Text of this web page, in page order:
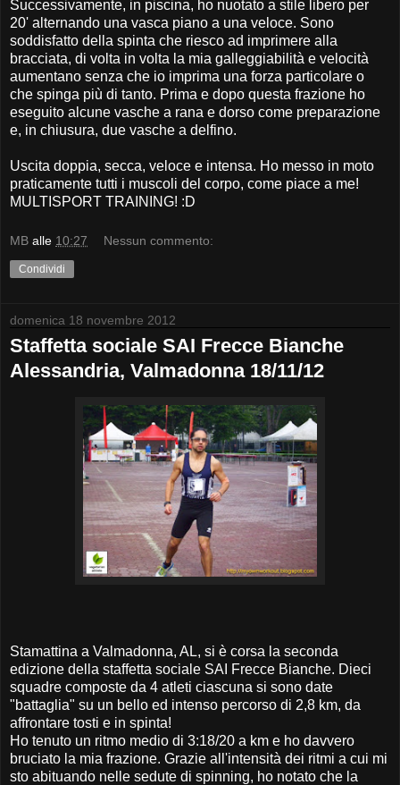
Successivamente, in piscina, ho nuotato a stile libero per
20' alternando una vasca piano a una veloce. Sono
soddisfatto della spinta che riesco ad imprimere alla
bracciata, di volta in volta la mia galleggiabilità e velocità
aumentano senza che io imprima una forza particolare o
che spinga più di tanto. Prima e dopo questa frazione ho
eseguito alcune vasche a rana e dorso come preparazione
e, in chiusura, due vasche a delfino.
Uscita doppia, secca, veloce e intensa. Ho messo in moto
praticamente tutti i muscoli del corpo, come piace a me!
MULTISPORT TRAINING! :D
MB alle 10:27 Nessun commento:
Condividi
domenica 18 novembre 2012
Staffetta sociale SAI Frecce Bianche
Alessandria, Valmadonna 18/11/12
Stamattina a Valmadonna, AL, si è corsa la seconda
edizione della staffetta sociale SAI Frecce Bianche. Dieci
squadre composte da 4 atleti ciascuna si sono date
"battaglia" su un bello ed intenso percorso di 2,8 km, da
affrontare tosti e in spinta!
Ho tenuto un ritmo medio di 3:18/20 a km e ho davvero
bruciato la mia frazione. Grazie all'intensità dei ritmi a cui mi
sto abituando nelle sedute di spinning, ho notato che la